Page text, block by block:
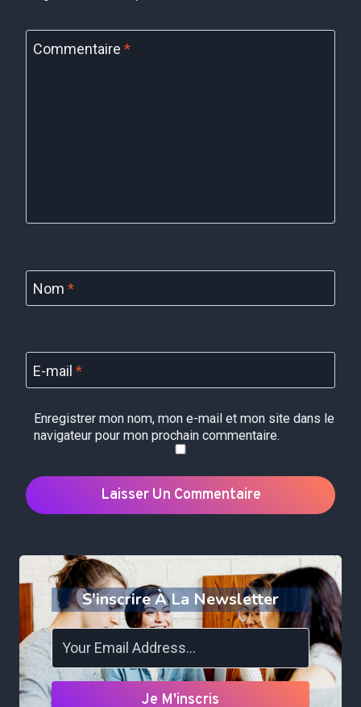
Commentaire *
Nom *
E-mail *
Enregistrer mon nom, mon e-mail et mon site dans le
navigateur pour mon prochain commentaire.
S'inscrire À La Newsletter
Je M'inscris